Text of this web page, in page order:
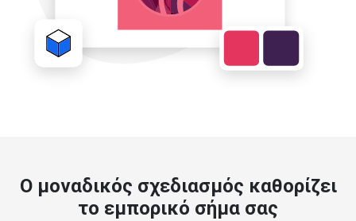
Ο μοναδικός σχεδιασμός καθορίζει
το εμπορικό σήμα σας